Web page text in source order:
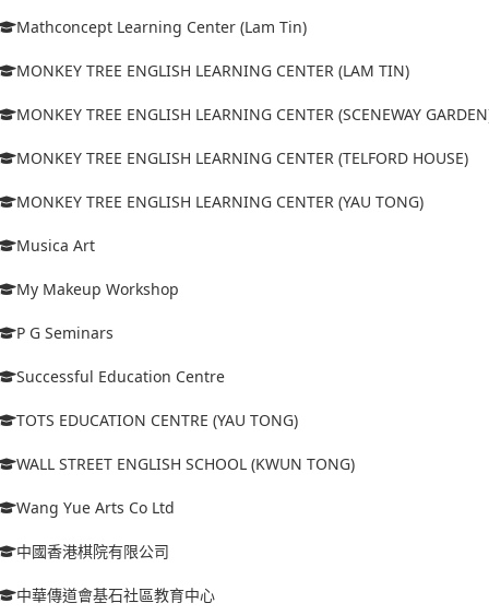
Mathconcept Learning Center (Lam Tin)
MONKEY TREE ENGLISH LEARNING CENTER (LAM TIN)
MONKEY TREE ENGLISH LEARNING CENTER (SCENEWAY
MONKEY TREE ENGLISH LEARNING CENTER (TELFORD HOUSE)
MONKEY TREE ENGLISH LEARNING CENTER (YAU TONG)
Musica Art
My Makeup Workshop
P G Seminars
Successful Education Centre
TOTS EDUCATION CENTRE (YAU TONG)
WALL STREET ENGLISH SCHOOL (KWUN TONG)
Wang Yue Arts Co Ltd
中國香港棋院有限公司
中華傳道會基石社區教育中心